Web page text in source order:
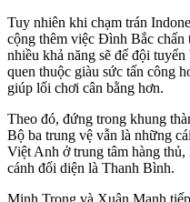
Tuy nhiên khi chạm trán
cộng thêm việc Đình Bắc
nhiều khả năng sẽ để đội
quen thuộc giàu sức tấn công
giúp lối chơi cân bằng hơn.
Theo đó, đứng trong khung
Bộ ba trung vệ vẫn là những
Việt Anh ở trung tâm hàng
cánh đối diện là Thanh Bình.
Minh Trọng và Xuân Mạnh